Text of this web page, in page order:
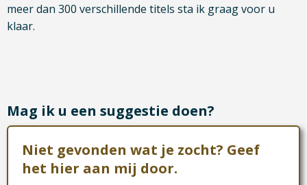
meer dan 300 verschillende titels sta ik graag voor u
klaar.
Mag ik u een suggestie doen?
Niet gevonden wat je zocht? Geef
het hier aan mij door.